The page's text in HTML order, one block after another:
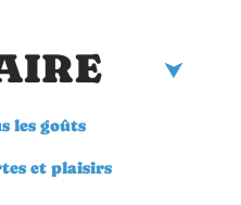
les goûts
et plaisirs